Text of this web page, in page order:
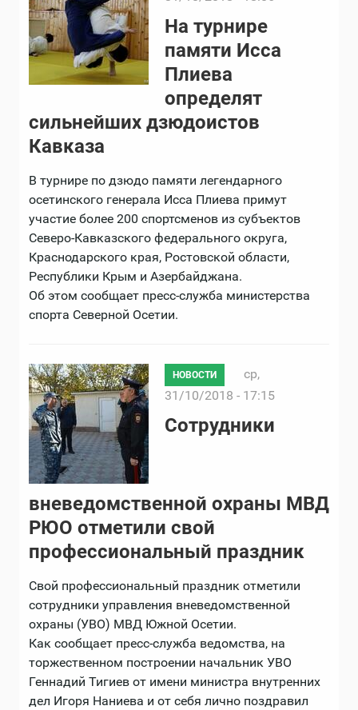
На турнире
памяти Исса
Плиева
определят
сильнейших дзюдоистов
Кавказа
В турнире по дзюдо памяти легендарного
осетинского генерала Исса Плиева примут
участие более 200 спортсменов из субъектов
Северо-Кавказского федерального округа,
Краснодарского края, Ростовской области,
Республики Крым и Азербайджана.
Об этом сообщает пресс-служба министерства
спорта Северной Осетии.
НОВОСТИ
ср,
31/10/2018 - 17:15
Сотрудники
вневедомственной охраны МВД
РЮО отметили свой
профессиональный праздник
Свой профессиональный праздник отметили
сотрудники управления вневедомственной
охраны (УВО) МВД Южной Осетии.
Как сообщает пресс-служба ведомства, на
торжественном построении начальник УВО
Геннадий Тигиев от имени министра внутренних
дел Игоря Наниева и от себя лично поздравил